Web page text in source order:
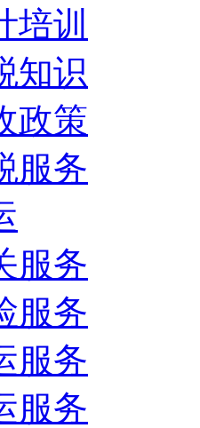
培训
知识
政策
服务
服务
服务
服务
服务